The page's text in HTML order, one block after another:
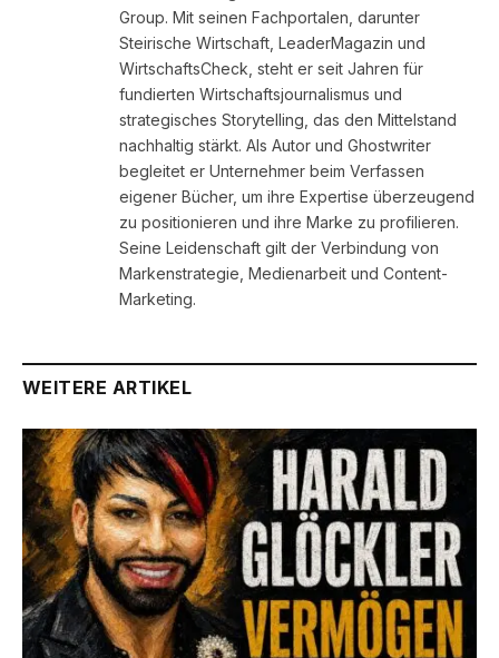
Group. Mit seinen Fachportalen, darunter
Steirische Wirtschaft, LeaderMagazin und
WirtschaftsCheck, steht er seit Jahren für
fundierten Wirtschaftsjournalismus und
strategisches Storytelling, das den Mittelstand
nachhaltig stärkt. Als Autor und Ghostwriter
begleitet er Unternehmer beim Verfassen
eigener Bücher, um ihre Expertise überzeugend
zu positionieren und ihre Marke zu profilieren.
Seine Leidenschaft gilt der Verbindung von
Markenstrategie, Medienarbeit und Content-
Marketing.
WEITERE ARTIKEL